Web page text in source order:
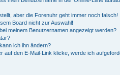
aber die Forenuhr geht immer noch falsch!
Board nicht zur Auswahl!
meinem Benutzernamen angezeigt werden?
ich ihn ändern?
auf den E-Mail-Link klicke, werde ich